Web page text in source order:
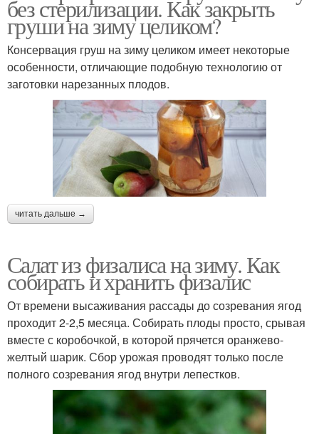
без стерилизации. Как закрыть
груши на зиму целиком?
Консервация груш на зиму целиком имеет некоторые
особенности, отличающие подобную технологию от
заготовки нарезанных плодов.
читать дальше →
Салат из физалиса на зиму. Как
собирать и хранить физалис
От времени высаживания рассады до созревания ягод
проходит 2-2,5 месяца. Собирать плоды просто, срывая
вместе с коробочкой, в которой прячется оранжево-
желтый шарик. Сбор урожая проводят только после
полного созревания ягод внутри лепестков.